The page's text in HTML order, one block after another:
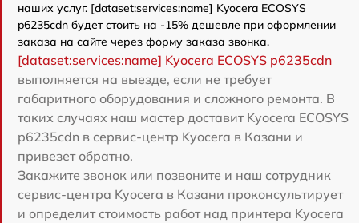
наших услуг. [dataset:services:name] Kyocera ECOSYS
p6235cdn будет стоить на -15% дешевле при оформлении
заказа на сайте через форму заказа звонка.
[dataset:services:name] Kyocera ECOSYS p6235cdn
выполняется на выезде, если не требует
габаритного оборудования и сложного ремонта. В
таких случаях наш мастер доставит Kyocera ECOSYS
p6235cdn в сервис-центр Kyocera в Казани и
привезет обратно.
Закажите звонок или позвоните и наш сотрудник
сервис-центра Kyocera в Казани проконсультирует
и определит стоимость работ над принтера Kyocera